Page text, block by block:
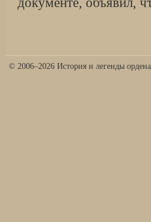
© 2006–2026 История и легенды